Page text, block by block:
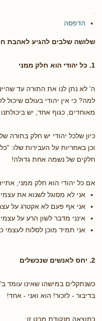
הדפסה
שלושה שלבים להגיע לאהבת
1. כל יהודי הוא חלק ממני
ה' לא נתן לנו את התורה עד
למה? כי אין יהודי בעולם
מאוחדים, כגוף אחד, יש
כיון שלכל יהודי יש חלק בתורה
וכן באחריות על העבירות שלו:
חלקים של נשמה אחת גדולה!
אם כל יהודי הוא חלק ממני,
אני לא מסוגל לשנוא את
אני אף פעם לא אקטרג על
אינני מדבר לשון הרע על
אני תמיד מוכן לסלוח לעצמי
2. יחס לאנשים שנכשלים
כשנתקלים במישהו שאינו עומד
בדיבור - לזכור! הוא ואני - אחד!
כתוצאה מנקודת מבט זו: